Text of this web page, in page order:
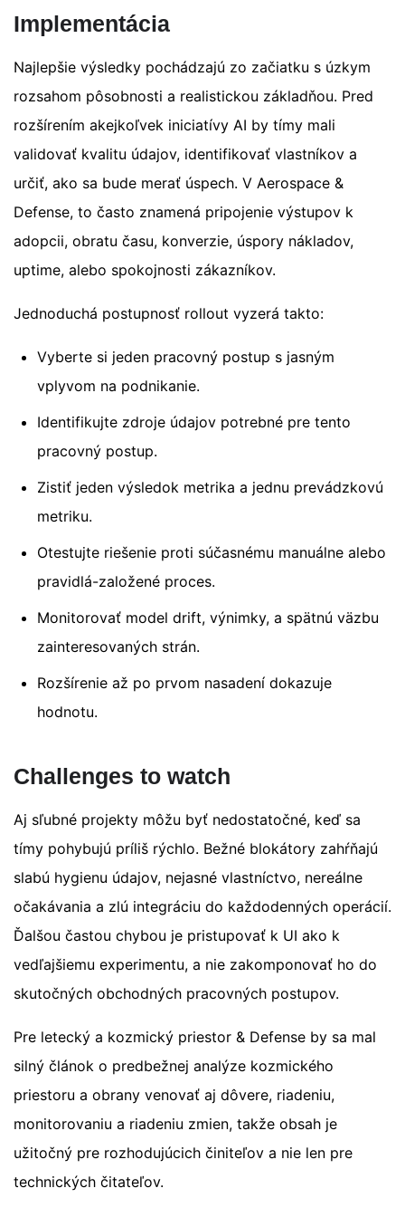
Implementácia
Najlepšie výsledky pochádzajú zo začiatku s úzkym
rozsahom pôsobnosti a realistickou základňou. Pred
rozšírením akejkoľvek iniciatívy AI by tímy mali
validovať kvalitu údajov, identifikovať vlastníkov a
určiť, ako sa bude merať úspech. V Aerospace &
Defense, to často znamená pripojenie výstupov k
adopcii, obratu času, konverzie, úspory nákladov,
uptime, alebo spokojnosti zákazníkov.
Jednoduchá postupnosť rollout vyzerá takto:
Vyberte si jeden pracovný postup s jasným
vplyvom na podnikanie.
Identifikujte zdroje údajov potrebné pre tento
pracovný postup.
Zistiť jeden výsledok metrika a jednu prevádzkovú
metriku.
Otestujte riešenie proti súčasnému manuálne alebo
pravidlá-založené proces.
Monitorovať model drift, výnimky, a spätnú väzbu
zainteresovaných strán.
Rozšírenie až po prvom nasadení dokazuje
hodnotu.
Challenges to watch
Aj sľubné projekty môžu byť nedostatočné, keď sa
tímy pohybujú príliš rýchlo. Bežné blokátory zahŕňajú
slabú hygienu údajov, nejasné vlastníctvo, nereálne
očakávania a zlú integráciu do každodenných operácií.
Ďalšou častou chybou je pristupovať k UI ako k
vedľajšiemu experimentu, a nie zakomponovať ho do
skutočných obchodných pracovných postupov.
Pre letecký a kozmický priestor & Defense by sa mal
silný článok o predbežnej analýze kozmického
priestoru a obrany venovať aj dôvere, riadeniu,
monitorovaniu a riadeniu zmien, takže obsah je
užitočný pre rozhodujúcich činiteľov a nie len pre
technických čitateľov.